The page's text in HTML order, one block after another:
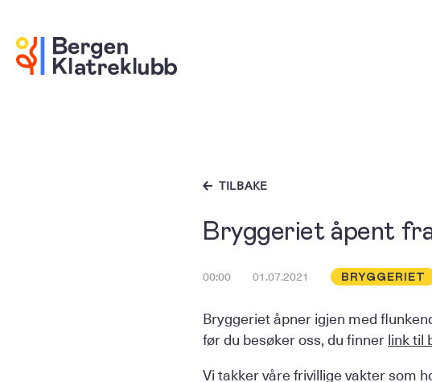
TILBAKE
Bryggeriet åpent
00:00 01.07.2021 BRYGGERIET
Bryggeriet åpner igjen med
før du besøker oss, du finnerlink til
Vi takker våre frivillige vakter som